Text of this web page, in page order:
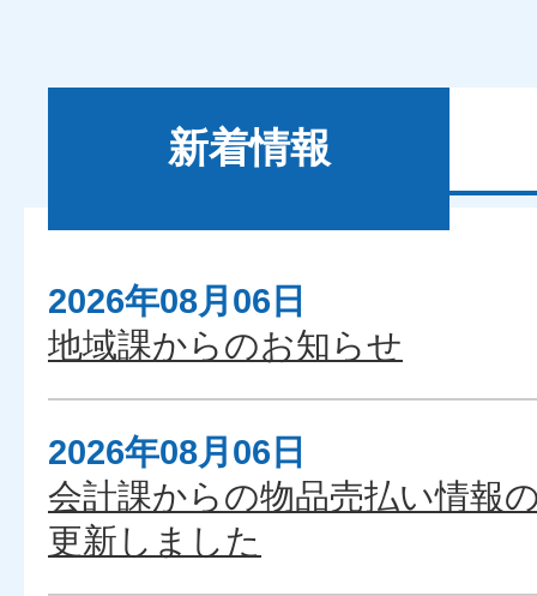
新着情報
新
着
情
報
2026年08月06日
地域課からのお知らせ
2026年08月06日
会計課からの物品売払い情報
更新しました